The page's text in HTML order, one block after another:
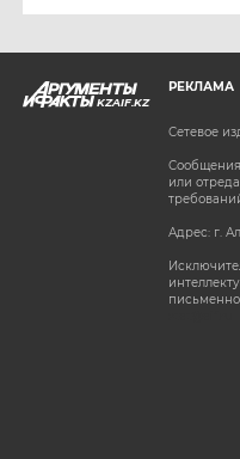
KZAIF.KZ
РЕКЛАМА
Сетевое
Сообщения
или
Адрес: г.